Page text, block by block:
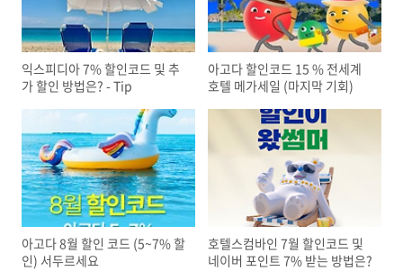
익스피디아 7% 할인코드 및 추
가 할인 방법은? - Tip
아고다 할인코드 15 % 전세계
호텔 메가세일 (마지막 기회)
아고다 8월 할인 코드 (5~7% 할
인) 서두르세요
호텔스컴바인 7월 할인코드 및
네이버 포인트 7% 받는 방법은?